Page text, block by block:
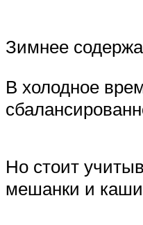
Зимнее
В холодное
Но стоит
мешанки и